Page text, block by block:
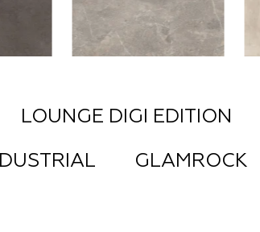
LOUNGE DIGI EDITION
GLAMROCK
Статьи
FAQ